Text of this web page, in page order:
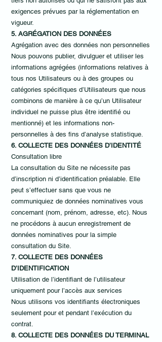
exigences prévues par la réglementation en
vigueur.
5. AGRÉGATION DES DONNÉES
Agrégation avec des données non personnelles
Nous pouvons publier, divulguer et utiliser les
informations agrégées (informations relatives à
tous nos Utilisateurs ou à des groupes ou
catégories spécifiques d’Utilisateurs que nous
combinons de manière à ce qu’un Utilisateur
individuel ne puisse plus être identifié ou
mentionné) et les informations non-
personnelles à des fins d’analyse statistique.
6. COLLECTE DES DONNÉES D’IDENTITÉ
Consultation libre
La consultation du Site ne nécessite pas
d’inscription ni d’identification préalable. Elle
peut s’effectuer sans que vous ne
communiquiez de données nominatives vous
concernant (nom, prénom, adresse, etc). Nous
ne procédons à aucun enregistrement de
données nominatives pour la simple
consultation du Site.
7. COLLECTE DES DONNÉES
D’IDENTIFICATION
Utilisation de l’identifiant de l’utilisateur
uniquement pour l’accès aux services
Nous utilisons vos identifiants électroniques
seulement pour et pendant l’exécution du
contrat.
8. COLLECTE DES DONNÉES DU TERMINAL